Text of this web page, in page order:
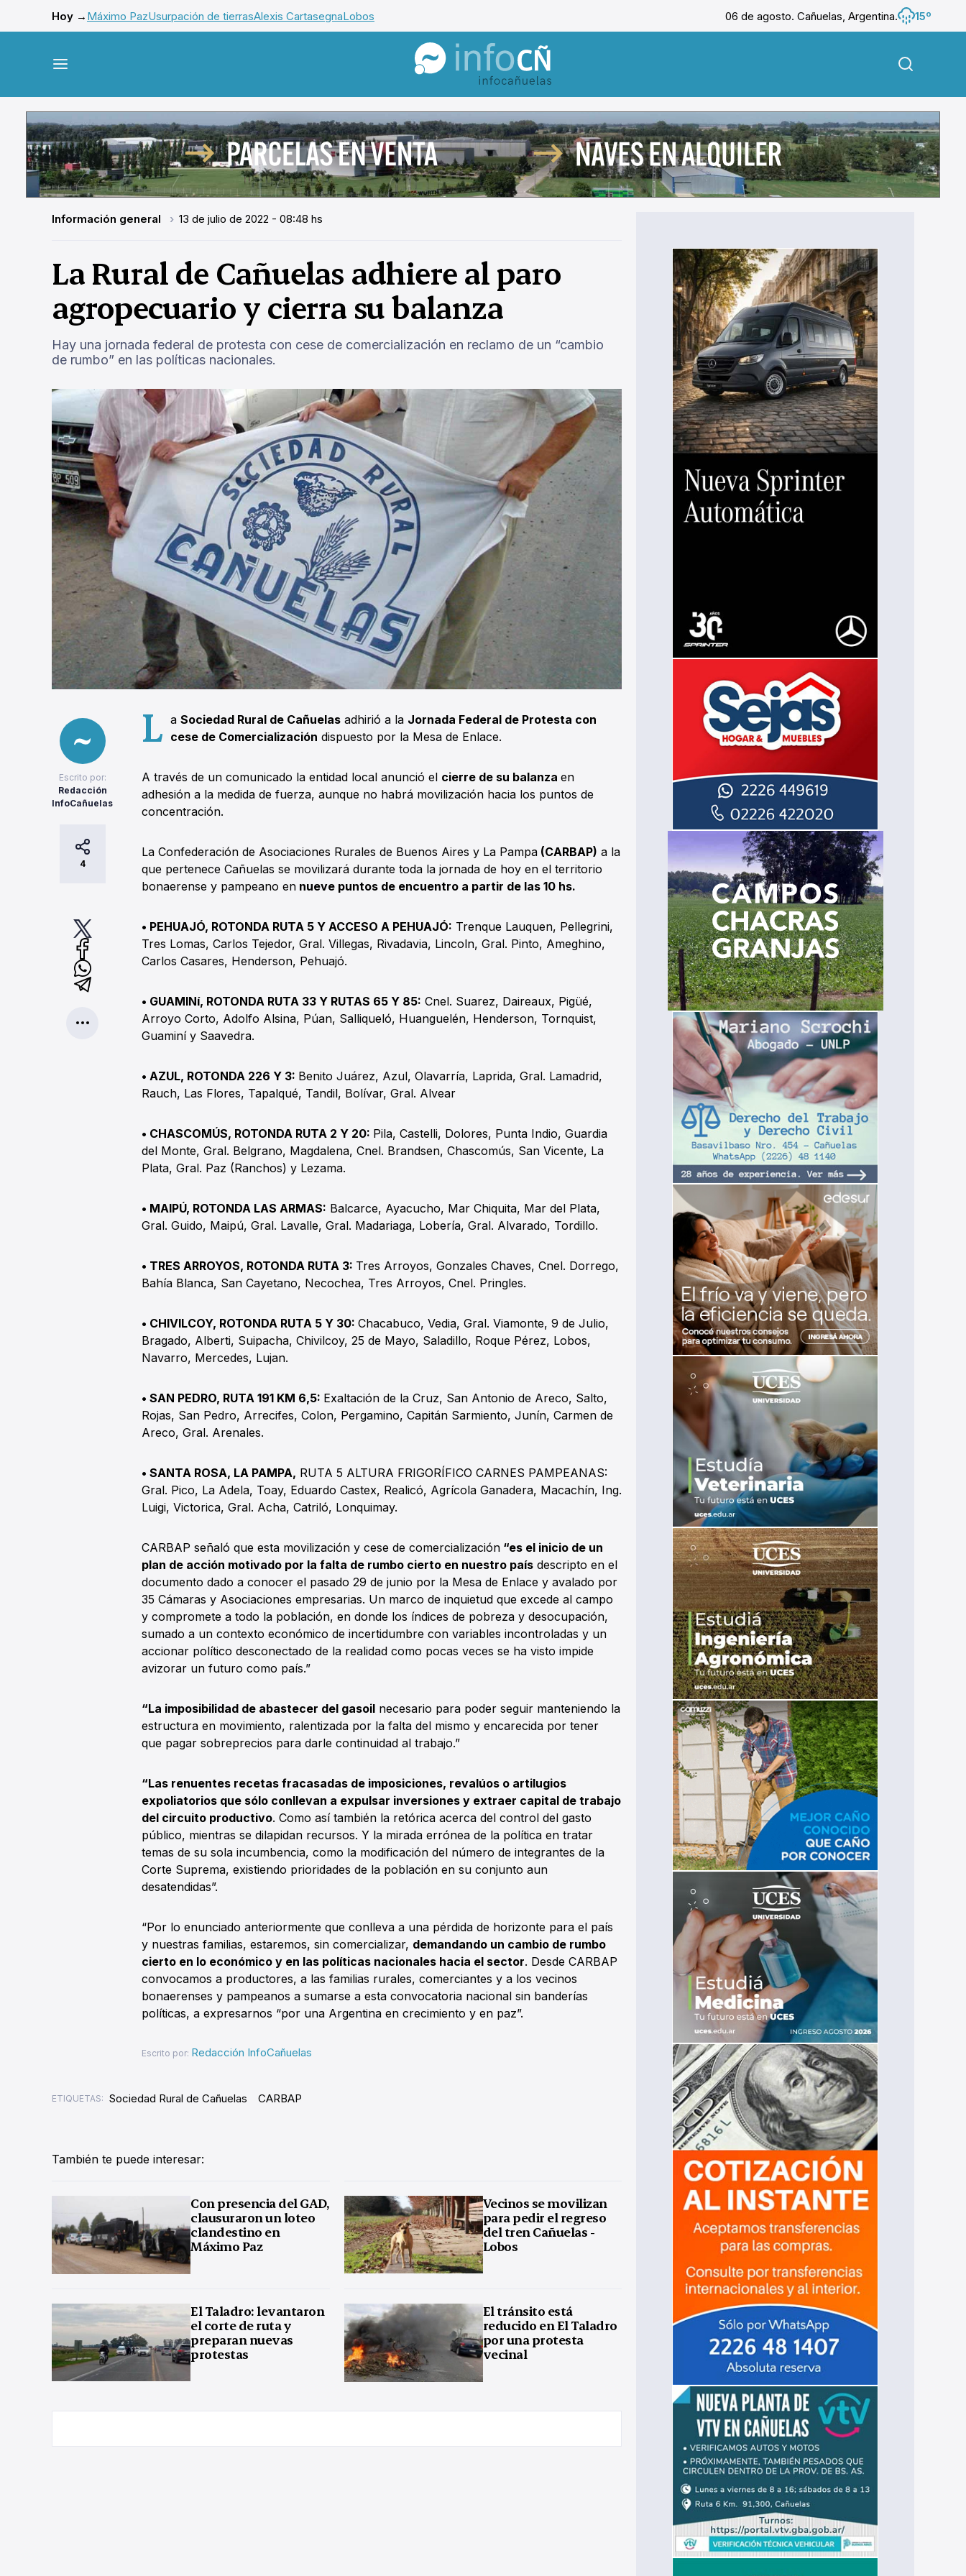
Hoy → Máximo PazUsurpación de tierrasAlexis CartasegnaLobos 06 de agosto. Cañuelas, Argentina.
15º
InfoCañuelas
Información general 13 de julio de 2022 - 08:48 hs
La Rural de Cañuelas adhiere al paro
agropecuario y cierra su balanza
Hay una jornada federal de protesta con cese de comercialización en reclamo de un “cambio
de rumbo” en las políticas nacionales.
Escrito por:
Redacción
InfoCañuelas
4
L aSociedad Rural de Cañuelas adhirió a la Jornada Federal de Protesta con
cese de Comercialización dispuesto por la Mesa de Enlace.
A través de un comunicado la entidad local anunció el cierre de su balanza en
adhesión a la medida de fuerza, aunque no habrá movilización hacia los puntos de
concentración.
La Confederación de Asociaciones Rurales de Buenos Aires y La Pampa (CARBAP) a la
que pertenece Cañuelas se movilizará durante toda la jornada de hoy en el territorio
bonaerense y pampeano en nueve puntos de encuentro a partir de las 10 hs.
• PEHUAJÓ, ROTONDA RUTA 5 Y ACCESO A PEHUAJÓ: Trenque Lauquen, Pellegrini,
Tres Lomas, Carlos Tejedor, Gral. Villegas, Rivadavia, Lincoln, Gral. Pinto, Ameghino,
Carlos Casares, Henderson, Pehuajó.
• GUAMINí, ROTONDA RUTA 33 Y RUTAS 65 Y 85: Cnel. Suarez, Daireaux, Pigüé,
Arroyo Corto, Adolfo Alsina, Púan, Salliqueló, Huanguelén, Henderson, Tornquist,
Guaminí y Saavedra.
• AZUL, ROTONDA 226 Y 3: Benito Juárez, Azul, Olavarría, Laprida, Gral. Lamadrid,
Rauch, Las Flores, Tapalqué, Tandil, Bolívar, Gral. Alvear
• CHASCOMÚS, ROTONDA RUTA 2 Y 20: Pila, Castelli, Dolores, Punta Indio, Guardia
del Monte, Gral. Belgrano, Magdalena, Cnel. Brandsen, Chascomús, San Vicente, La
Plata, Gral. Paz (Ranchos) y Lezama.
• MAIPÚ, ROTONDA LAS ARMAS: Balcarce, Ayacucho, Mar Chiquita, Mar del Plata,
Gral. Guido, Maipú, Gral. Lavalle, Gral. Madariaga, Lobería, Gral. Alvarado, Tordillo.
• TRES ARROYOS, ROTONDA RUTA 3: Tres Arroyos, Gonzales Chaves, Cnel. Dorrego,
Bahía Blanca, San Cayetano, Necochea, Tres Arroyos, Cnel. Pringles.
• CHIVILCOY, ROTONDA RUTA 5 Y 30: Chacabuco, Vedia, Gral. Viamonte, 9 de Julio,
Bragado, Alberti, Suipacha, Chivilcoy, 25 de Mayo, Saladillo, Roque Pérez, Lobos,
Navarro, Mercedes, Lujan.
• SAN PEDRO, RUTA 191 KM 6,5: Exaltación de la Cruz, San Antonio de Areco, Salto,
Rojas, San Pedro, Arrecifes, Colon, Pergamino, Capitán Sarmiento, Junín, Carmen de
Areco, Gral. Arenales.
• SANTA ROSA, LA PAMPA, RUTA 5 ALTURA FRIGORÍFICO CARNES PAMPEANAS:
Gral. Pico, La Adela, Toay, Eduardo Castex, Realicó, Agrícola Ganadera, Macachín, Ing.
Luigi, Victorica, Gral. Acha, Catriló, Lonquimay.
CARBAP señaló que esta movilización y cese de comercialización “es el inicio de un
plan de acción motivado por la falta de rumbo cierto en nuestro país descripto en el
documento dado a conocer el pasado 29 de junio por la Mesa de Enlace y avalado por
35 Cámaras y Asociaciones empresarias. Un marco de inquietud que excede al campo
y compromete a todo la población, en donde los índices de pobreza y desocupación,
sumado a un contexto económico de incertidumbre con variables incontroladas y un
accionar político desconectado de la realidad como pocas veces se ha visto impide
avizorar un futuro como país.”
“La imposibilidad de abastecer del gasoil necesario para poder seguir manteniendo la
estructura en movimiento, ralentizada por la falta del mismo y encarecida por tener
que pagar sobreprecios para darle continuidad al trabajo.”
“Las renuentes recetas fracasadas de imposiciones, revalúos o artilugios
expoliatorios que sólo conllevan a expulsar inversiones y extraer capital de trabajo
del circuito productivo. Como así también la retórica acerca del control del gasto
público, mientras se dilapidan recursos. Y la mirada errónea de la política en tratar
temas de su sola incumbencia, como la modificación del número de integrantes de la
Corte Suprema, existiendo prioridades de la población en su conjunto aun
desatendidas”.
“Por lo enunciado anteriormente que conlleva a una pérdida de horizonte para el país
y nuestras familias, estaremos, sin comercializar, demandando un cambio de rumbo
cierto en lo económico y en las políticas nacionales hacia el sector. Desde CARBAP
convocamos a productores, a las familias rurales, comerciantes y a los vecinos
bonaerenses y pampeanos a sumarse a esta convocatoria nacional sin banderías
políticas, a expresarnos “por una Argentina en crecimiento y en paz”.
Escrito por: Redacción InfoCañuelas
ETIQUETAS: Sociedad Rural de Cañuelas CARBAP
También te puede interesar:
Con presencia del GAD,
clausuraron un loteo
clandestino en
Máximo Paz
Vecinos se movilizan
para pedir el regreso
del tren Cañuelas -
Lobos
El Taladro: levantaron
el corte de ruta y
preparan nuevas
protestas
El tránsito está
reducido en El Taladro
por una protesta
vecinal